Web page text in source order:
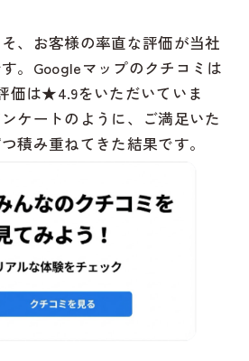
、お客様の率直な評価が当社
。Googleマップのクチコミは
価は★4.9をいただいていま
ケートのように、ご満足いた
積み重ねてきた結果です。